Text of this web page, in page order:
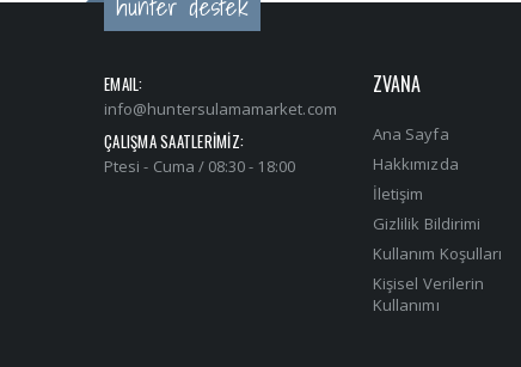
EMAIL:
info@huntersulamamarket.com
ÇALIŞMA SAATLERİMİZ:
Ptesi - Cuma / 08:30 - 18:00
ZVANA
Ana Sayfa
Hakkımızda
İletişim
Gizlilik Bildirimi
Kullanım Koşulları
Kişisel Verilerin
Kullanımı